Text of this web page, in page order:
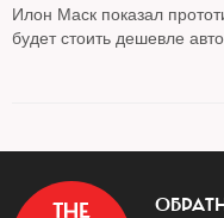
Илон Маск показал
будет стоить дешевле